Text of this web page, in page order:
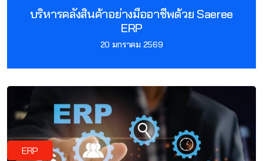
บริหารคลังสินค้าอย่างมืออาชีพด้วย Saeree
ERP
20 มกราคม 2569
ERP